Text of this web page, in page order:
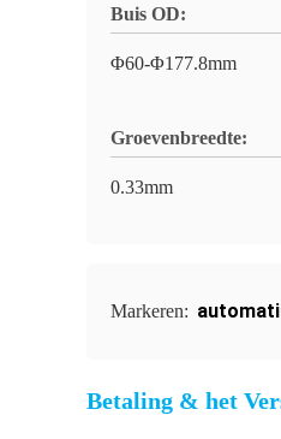
Buis OD:
Φ60-Φ177.8mm
Groevenbreedte:
0.33mm
Markeren:
Betaling & het